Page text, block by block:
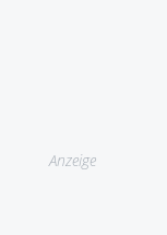
Anzeige